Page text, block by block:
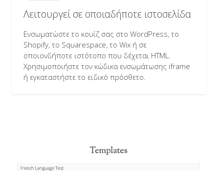
Λειτουργεί σε οποιαδήποτε ιστοσελίδα
Ενσωματώστε το κουίζ σας στο WordPress, το
Shopify, το Squarespace, το Wix ή σε
οποιονδήποτε ιστότοπο που δέχεται HTML.
Χρησιμοποιήστε τον κώδικα ενσωμάτωσης iframe
ή εγκαταστήστε το ειδικό πρόσθετο.